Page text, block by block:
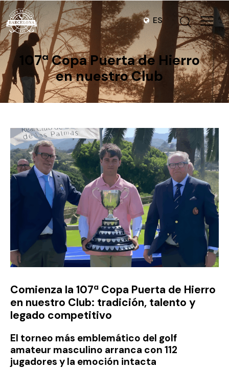
ES
107ª Copa Puerta de Hierro
en nuestro Club
Comienza la 107ª Copa Puerta de Hierro
en nuestro Club: tradición, talento y
legado competitivo
El torneo más emblemático del golf
amateur masculino arranca con 112
jugadores y la emoción intacta